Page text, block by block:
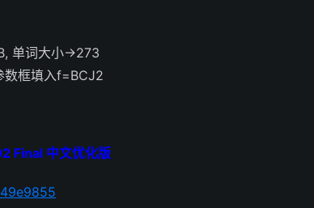
单词大小->273
数框填入f=BCJ2
Final 中文优化版